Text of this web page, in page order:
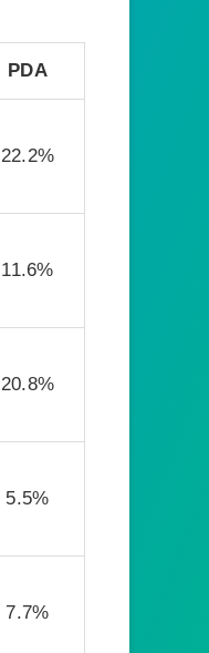
PDA
22.2%
11.6%
20.8%
5.5%
7.7%